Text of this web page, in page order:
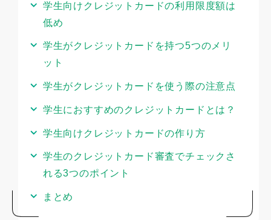
トや注意点などをわかりやすく解説します。併せて、
学生におすすめのクレジットカードの特徴や作り方な
学生向けクレジットカードの利用限度額は
低め
学生がクレジットカードを持つ5つのメリ
ット
学生がクレジットカードを使う際の注意点
学生におすすめのクレジットカードとは？
学生向けクレジットカードの作り方
学生のクレジットカード審査でチェックさ
れる3つのポイント
まとめ